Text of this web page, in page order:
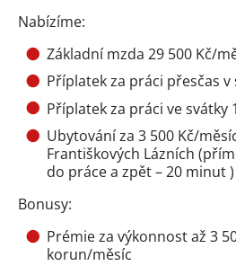
Nabízíme:
Základní mzda 29 500 Kč/
Příplatek za práci přesčas
Příplatek za práci ve svátky
Ubytování za 3 500 Kč/
Františkových Lázních
do práce a zpět – 20 minut )
Bonusy:
Prémie za výkonnost až 3
korun/měsíc